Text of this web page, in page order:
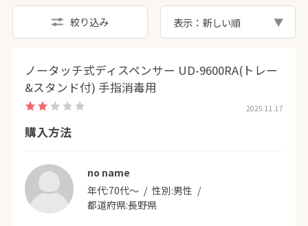
絞り込み 表示：新しい順
ノータッチ式ディスペンサー UD-9600RA(トレー
&スタンド付) 手指消毒用
2025.11.17
購入方法
no name
年代:70代～ 性別:男性
都道府県:長野県